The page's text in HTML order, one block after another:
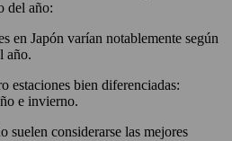
del año:
en Japón varían notablemente según
año.
estaciones bien diferenciadas:
e invierno.
suelen considerarse las mejores